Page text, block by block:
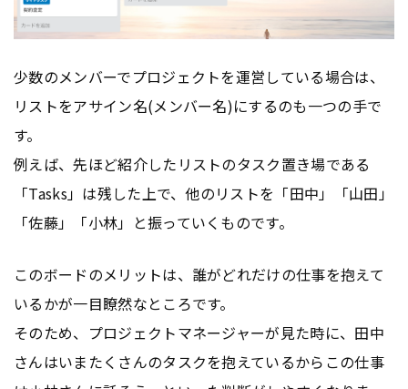
少数のメンバーでプロジェクトを運営している場合は、
リストをアサイン名(メンバー名)にするのも一つの手で
す。
例えば、先ほど紹介したリストのタスク置き場である
「Tasks」は残した上で、他のリストを「田中」「山田」
「佐藤」「小林」と振っていくものです。
このボードのメリットは、誰がどれだけの仕事を抱えて
いるかが一目瞭然なところです。
そのため、プロジェクトマネージャーが見た時に、田中
さんはいまたくさんのタスクを抱えているからこの仕事